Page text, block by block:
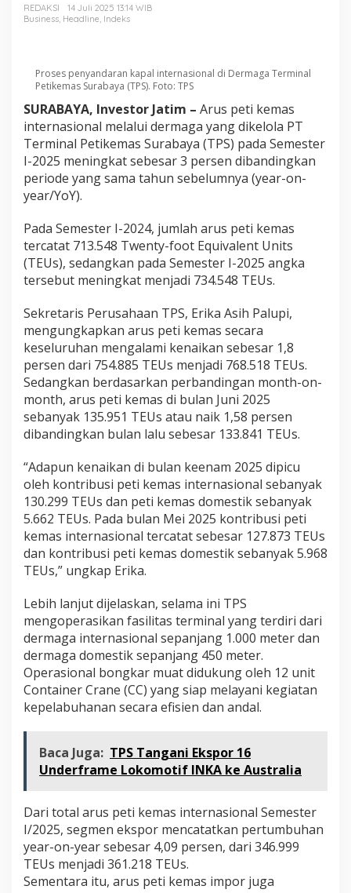
REDAKSI
14 Juli 2025 13:14 WIB
Business, Headline, Indeks
Proses penyandaran kapal internasional di Dermaga Terminal
Petikemas Surabaya (TPS). Foto: TPS
SURABAYA, Investor Jatim – Arus peti kemas
internasional melalui dermaga yang dikelola PT
Terminal Petikemas Surabaya (TPS) pada Semester
I-2025 meningkat sebesar 3 persen dibandingkan
periode yang sama tahun sebelumnya (year-on-
year/YoY).
Pada Semester I-2024, jumlah arus peti kemas
tercatat 713.548 Twenty-foot Equivalent Units
(TEUs), sedangkan pada Semester I-2025 angka
tersebut meningkat menjadi 734.548 TEUs.
Sekretaris Perusahaan TPS, Erika Asih Palupi,
mengungkapkan arus peti kemas secara
keseluruhan mengalami kenaikan sebesar 1,8
persen dari 754.885 TEUs menjadi 768.518 TEUs.
Sedangkan berdasarkan perbandingan month-on-
month, arus peti kemas di bulan Juni 2025
sebanyak 135.951 TEUs atau naik 1,58 persen
dibandingkan bulan lalu sebesar 133.841 TEUs.
“Adapun kenaikan di bulan keenam 2025 dipicu
oleh kontribusi peti kemas internasional sebanyak
130.299 TEUs dan peti kemas domestik sebanyak
5.662 TEUs. Pada bulan Mei 2025 kontribusi peti
kemas internasional tercatat sebesar 127.873 TEUs
dan kontribusi peti kemas domestik sebanyak 5.968
TEUs,” ungkap Erika.
Lebih lanjut dijelaskan, selama ini TPS
mengoperasikan fasilitas terminal yang terdiri dari
dermaga internasional sepanjang 1.000 meter dan
dermaga domestik sepanjang 450 meter.
Operasional bongkar muat didukung oleh 12 unit
Container Crane (CC) yang siap melayani kegiatan
kepelabuhanan secara efisien dan andal.
Baca Juga: TPS Tangani Ekspor 16
Underframe Lokomotif INKA ke Australia
Dari total arus peti kemas internasional Semester
I/2025, segmen ekspor mencatatkan pertumbuhan
year-on-year sebesar 4,09 persen, dari 346.999
TEUs menjadi 361.218 TEUs.
Sementara itu, arus peti kemas impor juga